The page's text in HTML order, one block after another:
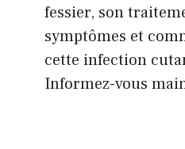
fessier, son
symptômes et
cette infection
Informez-vous